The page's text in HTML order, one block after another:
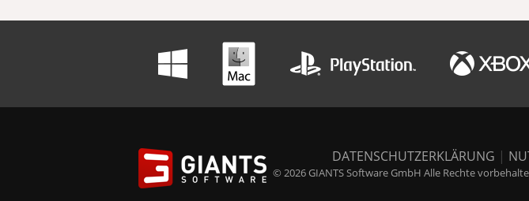
DATENSCHUTZERKLÄRUNG |
© 2026 GIANTS Software GmbH Alle Rechte